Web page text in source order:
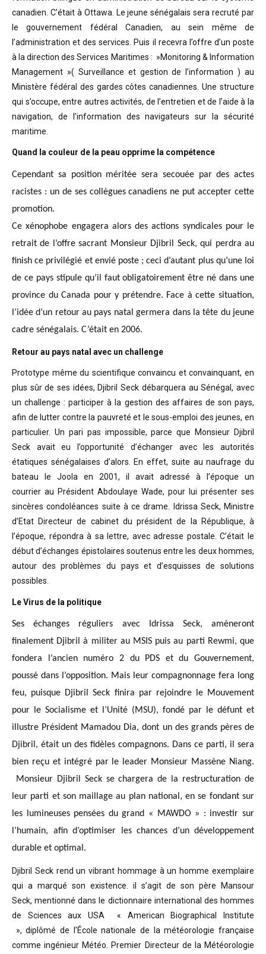
canadien. C’était à Ottawa. Le jeune sénégalais sera recruté par
le gouvernement fédéral Canadien, au sein même de
l’administration et des services. Puis il recevra l’offre d’un poste
à la direction des Services Maritimes : »Monitoring & Information
Management »( Surveillance et gestion de l’information ) au
Ministère fédéral des gardes côtes canadiennes. Une structure
qui s’occupe, entre autres activités, de l’entretien et de l’aide à la
navigation, de l’information des navigateurs sur la sécurité
maritime.
Quand la couleur de la peau opprime la compétence
Cependant sa position méritée sera secouée par des actes
racistes : un de ses collègues canadiens ne put accepter cette
promotion.
Ce xénophobe engagera alors des actions syndicales pour le
retrait de l’offre sacrant Monsieur Djibril Seck, qui perdra au
finish ce privilégié et envié poste ; ceci d’autant plus qu’une loi
de ce pays stipule qu’il faut obligatoirement être né dans une
province du Canada pour y prétendre. Face à cette situation,
l’idée d’un retour au pays natal germera dans la tête du jeune
cadre sénégalais. C’était en 2006.
Retour au pays natal avec un challenge
Prototype même du scientifique convaincu et convainquant, en
plus sûr de ses idées, Djibril Seck débarquera au Sénégal, avec
un challenge : participer à la gestion des affaires de son pays,
afin de lutter contre la pauvreté et le sous-emploi des jeunes, en
particulier. Un pari pas impossible, parce que Monsieur Djibril
Seck avait eu l’opportunité d’échanger avec les autorités
étatiques sénégalaises d’alors. En effet, suite au naufrage du
bateau le Joola en 2001, il avait adressé à l’époque un
courrier au Président Abdoulaye Wade, pour lui présenter ses
sincères condoléances suite à ce drame. Idrissa Seck, Ministre
d’Etat Directeur de cabinet du président de
la République, à
l’époque, répondra à sa lettre, avec adresse postale. C’était le
début d’échanges épistolaires soutenus entre les deux hommes,
autour des problèmes du pays et d’esquisses de solutions
possibles.
Le Virus de la politique
Ses échanges réguliers avec Idrissa Seck, amèneront
finalement Djibril à militer au MSIS puis au parti Rewmi, que
fondera l’ancien numéro 2 du PDS et du Gouvernement,
poussé dans l’opposition. Mais leur compagnonnage fera long
feu, puisque Djibril Seck finira par rejoindre le Mouvement
pour le Socialisme et l’Unité (MSU), fondé par le défunt et
illustre Président Mamadou Dia, dont un des grands pères de
Djibril, était un des fidèles compagnons. Dans ce parti, il sera
bien reçu et intégré par le leader Monsieur Massène Niang.
Monsieur Djibril Seck se chargera de la restructuration de
leur parti et son maillage au plan national, en se fondant sur
les lumineuses pensées du grand « MAWDO » : investir sur
l’humain, afin d’optimiser les chances d’un développement
durable et optimal.
Djibril Seck rend un vibrant hommage à un homme exemplaire
qui a marqué son existence. il s’agit de son père Mansour
Seck,mentionné dans le dictionnaire international des hommes
de Sciences aux USA « American Biographical Institute
», diplômé de l’École nationale de la météorologie française
comme ingénieur Météo. Premier Directeur de la Météorologie